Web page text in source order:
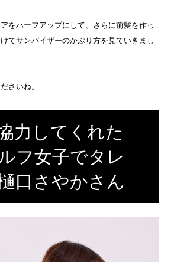
をハーフアップにして、さらに前髪を作っ
てサンバイザーのかぶり方を見ていきまし
さいね。
力してくれた
フ女子でタレ
口さやかさん